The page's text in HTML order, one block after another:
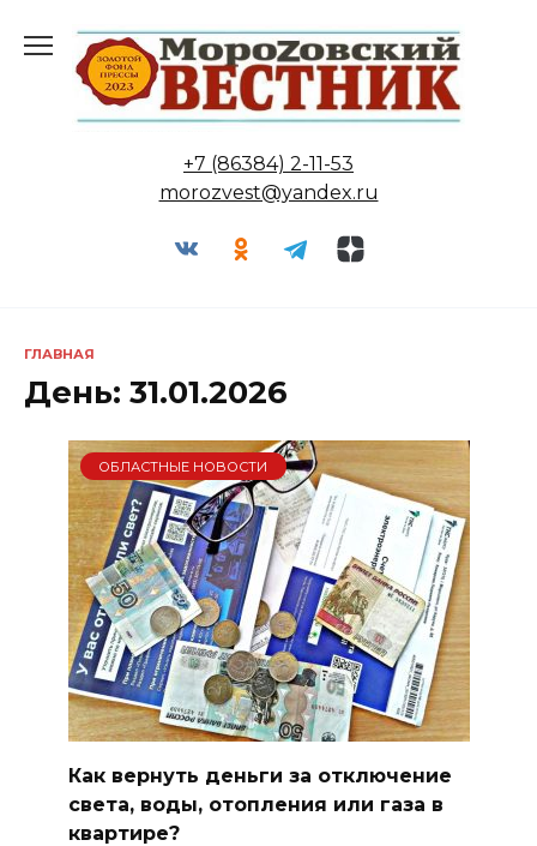
содержанию
+7 (86384) 2-11-53
morozvest@yandex.ru
ГЛАВНАЯ
День: 31.01.2026
ОБЛАСТНЫЕ НОВОСТИ
Как вернуть деньги за отключение
света, воды, отопления или газа в
квартире?